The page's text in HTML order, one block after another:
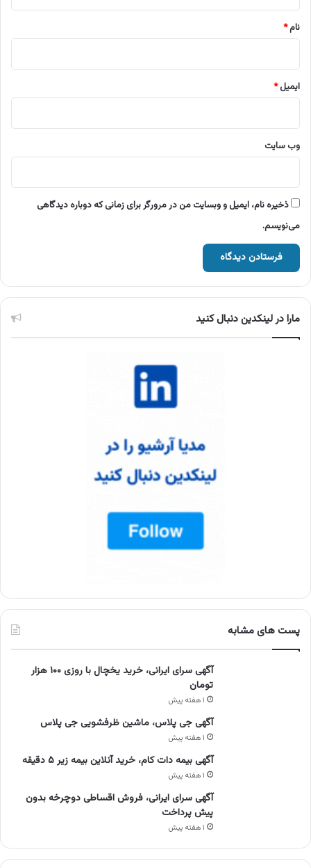
نام*
ایمیل*
وب‌ سایت
ذخیره نام، ایمیل و وبسایت من در مرورگر برای زمانی که دوباره دیدگاهی
می‌نویسم.
مارا در لینکدین دنبال کنید
پست های مشابه
آگهی سرای ایرانی، خرید یخچال با روزی ۱۰۰ هزار
تومان
۱ هفته پیش
آگهی جی پلاس، ماشین ظرفشویی جی پلاس
۱ هفته پیش
آگهی بیمه دات کام، خرید آنلاین بیمه زیر ۵ دقیقه
۱ هفته پیش
آگهی سرای ایرانی، فروش اقساطی دوچرخه بدون
پیش پرداخت
۱ هفته پیش